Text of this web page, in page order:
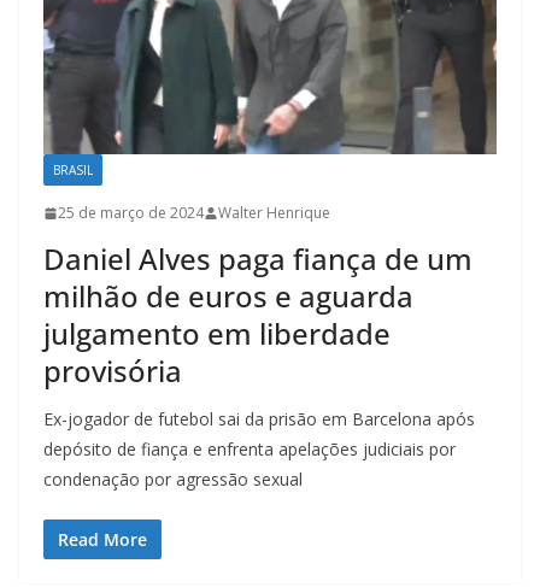
BRASIL
25 de março de 2024 Walter Henrique
Daniel Alves paga fiança de um
milhão de euros e aguarda
julgamento em liberdade
provisória
Ex-jogador de futebol sai da prisão em Barcelona após
depósito de fiança e enfrenta apelações judiciais por
condenação por agressão sexual
Read More